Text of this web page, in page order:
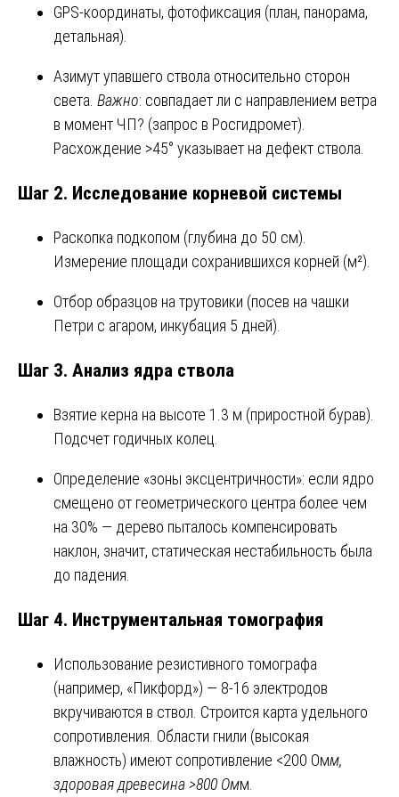
GPS-координаты, фотофиксация (план, панорама,
детальная).
Азимут упавшего ствола относительно сторон
света. Важно: совпадает ли с направлением ветра
в момент ЧП? (запрос в Росгидромет).
Расхождение >45° указывает на дефект ствола.
Шаг 2. Исследование корневой системы
Раскопка подкопом (глубина до 50 см).
Измерение площади сохранившихся корней (м²).
Отбор образцов на трутовики (посев на чашки
Петри с агаром, инкубация 5 дней).
Шаг 3. Анализ ядра ствола
Взятие керна на высоте 1.3 м (приростной бурав).
Подсчет годичных колец.
Определение «зоны эксцентричности»: если ядро
смещено от геометрического центра более чем
на 30% — дерево пыталось компенсировать
наклон, значит, статическая нестабильность была
до падения.
Шаг 4. Инструментальная томография
Использование резистивного томографа
(например, «Пикфорд») — 8-16 электродов
вкручиваются в ствол. Строится карта удельного
сопротивления. Области гнили (высокая
влажность) имеют сопротивление <200 Омм,
здоровая древесина >800 Омм.